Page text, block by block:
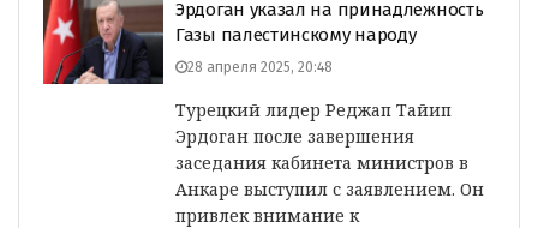
Эрдоган указал на принадлежность
Газы палестинскому народу
28 апреля 2025, 20:48
Турецкий лидер Реджап Тайип
Эрдоган после завершения
заседания кабинета министров в
Анкаре выступил с заявлением. Он
привлек внимание к